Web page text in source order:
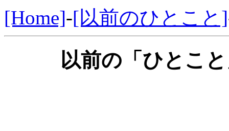
[Home]-[以前のひとこと]
以前の「ひとこ